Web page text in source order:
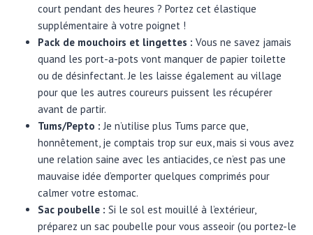
court pendant des heures ? Portez cet élastique
supplémentaire à votre poignet !
Pack de mouchoirs et lingettes : Vous ne savez jamais
quand les port-a-pots vont manquer de papier toilette
ou de désinfectant. Je les laisse également au village
pour que les autres coureurs puissent les récupérer
avant de partir.
Tums/Pepto : Je n’utilise plus Tums parce que,
honnêtement, je comptais trop sur eux, mais si vous avez
une relation saine avec les antiacides, ce n’est pas une
mauvaise idée d’emporter quelques comprimés pour
calmer votre estomac.
Sac poubelle : Si le sol est mouillé à l’extérieur,
préparez un sac poubelle pour vous asseoir (ou portez-le